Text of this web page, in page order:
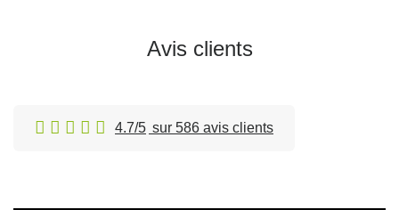
Avis clients
4.7/5 sur 586 avis clients